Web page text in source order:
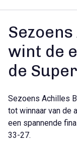
wint de
de
Sezoens Achilles
tot winnaar van de
een spannende
33-27.